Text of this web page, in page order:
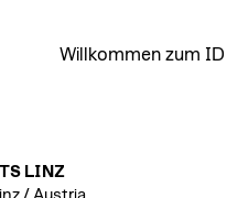
Willkommen zum ID
LINZ